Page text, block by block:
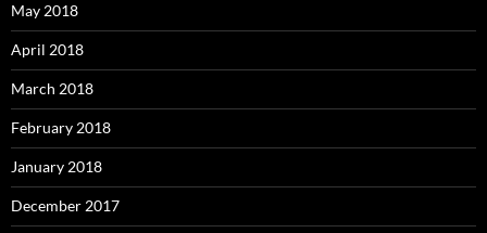
May 2018
April 2018
March 2018
February 2018
January 2018
December 2017